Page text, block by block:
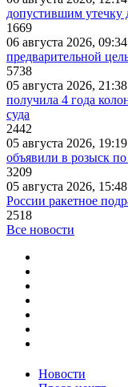
допустившим
1669
06 августа 2026, 09:34
предварительной
5738
05 августа 2026, 21:38
получила 4 года
суда
2442
05 августа 2026, 19:19
объявили в розыск
3209
05 августа 2026, 15:48
России ракетное
2518
Все новости
Новости